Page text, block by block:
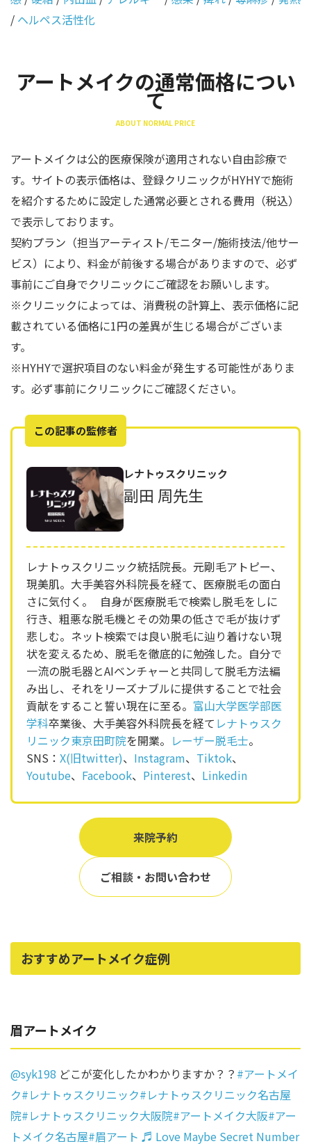
/ ヘルペス活性化
アートメイクの通常価格につい
て
ABOUT NORMAL PRICE
アートメイクは公的医療保険が適用されない自由診療で
す。サイトの表示価格は、登録クリニックがHYHYで施術
を紹介するために設定した通常必要とされる費用（税込）
で表示しております。
契約プラン（担当アーティスト/モニター/施術技法/他サー
ビス）により、料金が前後する場合がありますので、必ず
事前にご自身でクリニックにご確認をお願いします。
※クリニックによっては、消費税の計算上、表示価格に記
載されている価格に1円の差異が生じる場合がございま
す。
※HYHYで選択項目のない料金が発生する可能性がありま
す。必ず事前にクリニックにご確認ください。
この記事の監修者
レナトゥスクリニック
副田 周先生
レナトゥスクリニック統括院長。元剛毛アトピー、
現美肌。大手美容外科院長を経て、医療脱毛の面白
さに気付く。 自身が医療脱毛で検索し脱毛をしに
行き、粗悪な脱毛機とその効果の低さで毛が抜けず
悲しむ。ネット検索では良い脱毛に辿り着けない現
状を変えるため、脱毛を徹底的に勉強した。自分で
一流の脱毛器とAIベンチャーと共同して脱毛方法編
み出し、それをリーズナブルに提供することで社会
貢献をすること誓い現在に至る。 富山大学医学部医
学科卒業後、大手美容外科院長を経て レナトゥスク
リニック東京田町院を開業。 レーザー脱毛士。
SNS： X(旧twitter)、 Instagram、 Tiktok、
Youtube、 Facebook、 Pinterest、 Linkedin
来院予約
ご相談・お問い合わせ
おすすめアートメイク症例
眉アートメイク
@syk198 どこが変化したかわかりますか？？ #アートメイ
ク#レナトゥスクリニック#レナトゥスクリニック名古屋
院#レナトゥスクリニック大阪院#アートメイク大阪#アー
トメイク名古屋#眉アート ♬ Love Maybe Secret Number